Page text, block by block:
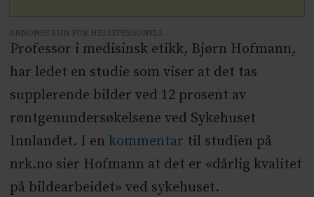
ANNONSE KUN FOR HELSEPERSONELL
Professor i medisinsk etikk, Bjørn Hofmann,
har ledet en studie som viser at det tas
supplerende bilder ved 12 prosent av
røntgenundersøkelsene ved Sykehuset
Innlandet. I en kommentar til studien på
nrk.no sier Hofmann at det er «dårlig kvalitet
på bildearbeidet» ved sykehuset.